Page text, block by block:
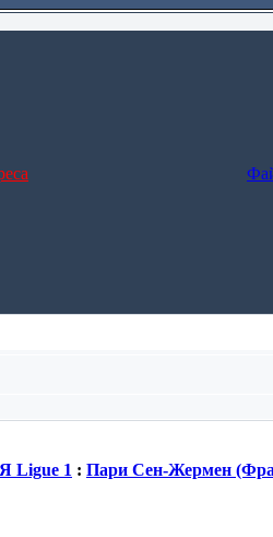
Ligue 1 : Пари Сен-Жермен